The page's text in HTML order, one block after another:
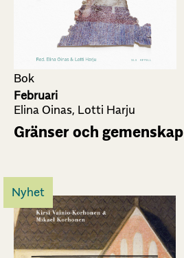
Bok
Februari
Elina Oinas, Lotti Harju
Gränser och gemenskap
Nyhet